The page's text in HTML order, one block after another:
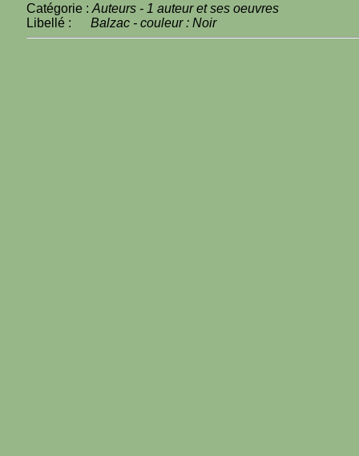
Catégorie : Auteurs - 1 auteur et ses oeuvres
Libellé : Balzac - couleur : Noir